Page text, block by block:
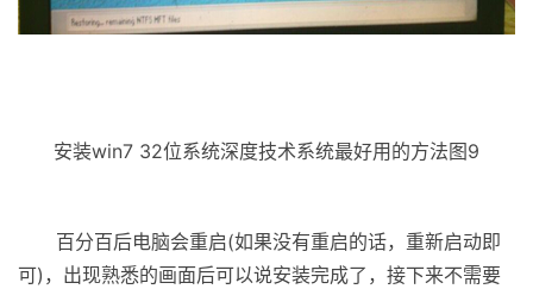
安装win7 32位系统深度技术系统最好用的方法图9
百分百后电脑会重启(如果没有重启的话，重新启动即
可)，出现熟悉的画面后可以说安装完成了，接下来不需要